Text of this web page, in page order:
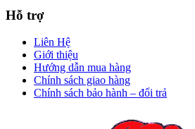
Hỗ trợ
Liên Hệ
Giới thiệu
Hướng dẫn mua hàng
Chính sách giao hàng
Chính sách bảo hành – đổi trả